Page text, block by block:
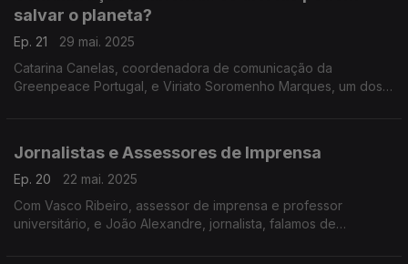
salvar o planeta?
Ep. 21
29 mai. 2025
Catarina Canelas, coordenadora de comunicação da
Greenpeace Portugal, e Viriato Soromenho Marques, um dos
Jornalistas e Assessores de Imprensa
Ep. 20
22 mai. 2025
Com Vasco Ribeiro, assessor de imprensa e professor
universitário, e João Alexandre, jornalista, falamos de